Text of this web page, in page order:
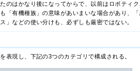
のはかなり後になってからで、以前はロボティ
「有機種族」の意味があいまいな場合があり、
」などの使い分けも、必ずしも厳密ではない。
表現し、下記の3つのカテゴリで構成される。